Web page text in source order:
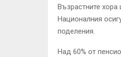
Възрастните
Националния
поделения.
Над 60% от